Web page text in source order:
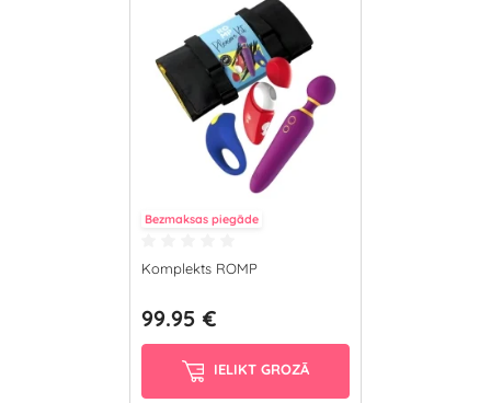
Bezmaksas piegāde
Komplekts ROMP
99.95 €
IELIKT GROZĀ